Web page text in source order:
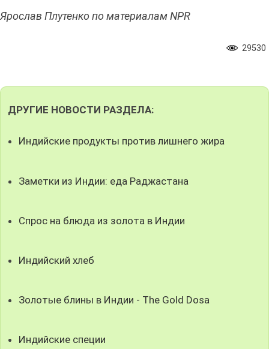
Ярослав Плутенко по материалам NPR
29530
ДРУГИЕ НОВОСТИ РАЗДЕЛА:
Индийские продукты против лишнего жира
Заметки из Индии: еда Раджастана
Спрос на блюда из золота в Индии
Индийский хлеб
Золотые блины в Индии - The Gold Dosa
Индийские специи